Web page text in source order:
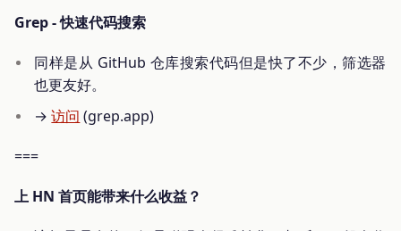
Grep - 快速代码搜索
同样是从 GitHub 仓库搜索代码但是快了不少，筛选器
也更友好。
→访问 (grep.app)
===
上 HN 首页能带来什么收益？